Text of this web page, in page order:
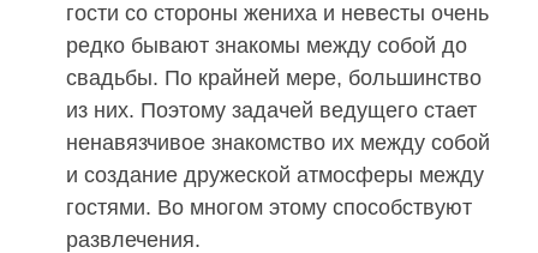
гости со стороны жениха и невесты очень
редко бывают знакомы между собой до
свадьбы. По крайней мере, большинство
из них. Поэтому задачей ведущего стает
ненавязчивое знакомство их между собой
и создание дружеской атмосферы между
гостями. Во многом этому способствуют
развлечения.